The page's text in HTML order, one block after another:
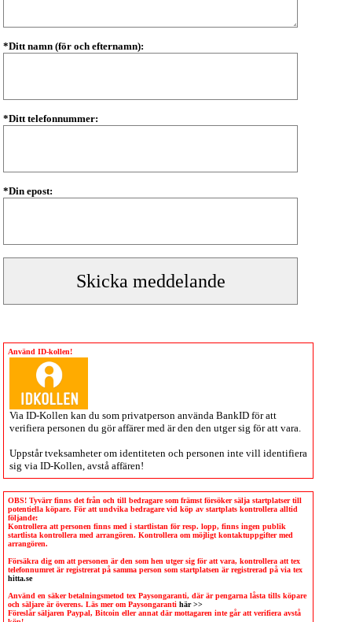
*Ditt namn (för och efternamn):
*Ditt telefonnummer:
*Din epost:
Använd ID-kollen!
Via ID-Kollen kan du som privatperson använda BankID för att
verifiera personen du gör affärer med är den den utger sig för att vara.
Uppstår tveksamheter om identiteten och personen inte vill identifiera
sig via ID-Kollen , avstå affären!
OBS! Tyvärr finns det från och till bedragare som främst försöker sälja startplatser till
potentiella köpare. För att undvika bedragare vid köp av startplats kontrollera alltid
följande:
Kontrollera att personen finns med i startlistan för resp. lopp, finns ingen publik
startlista kontrollera med arrangören. Kontrollera om möjligt kontaktuppgifter med
arrangören.
Försäkra dig om att personen är den som hen utger sig för att vara, kontrollera att tex
telefonnumret är registrerat på samma person som startplatsen är registrerad på via tex
hitta.se
Använd en säker betalningsmetod tex Paysongaranti, där är pengarna låsta tills köpare
och säljare är överens. Läs mer om Paysongaranti här >>
Föreslår säljaren Paypal, Bitcoin eller annat där mottagaren inte går att verifiera avstå